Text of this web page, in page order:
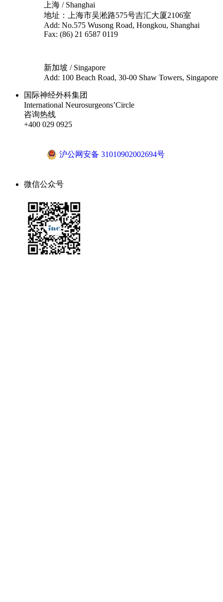
上海 / Shanghai
地址：上海市吴淞路575号吉汇大厦2106室
Add: No.575 Wusong Road, Hongkou, Shanghai
Fax: (86) 21 6587 0119
新加坡 / Singapore
Add: 100 Beach Road, 30-00 Shaw Towers, Singapore
国际神经外科集团
International Neurosurgeons’Circle
咨询热线
+400 029 0925
沪公网安备 31010902002694号
微信公众号